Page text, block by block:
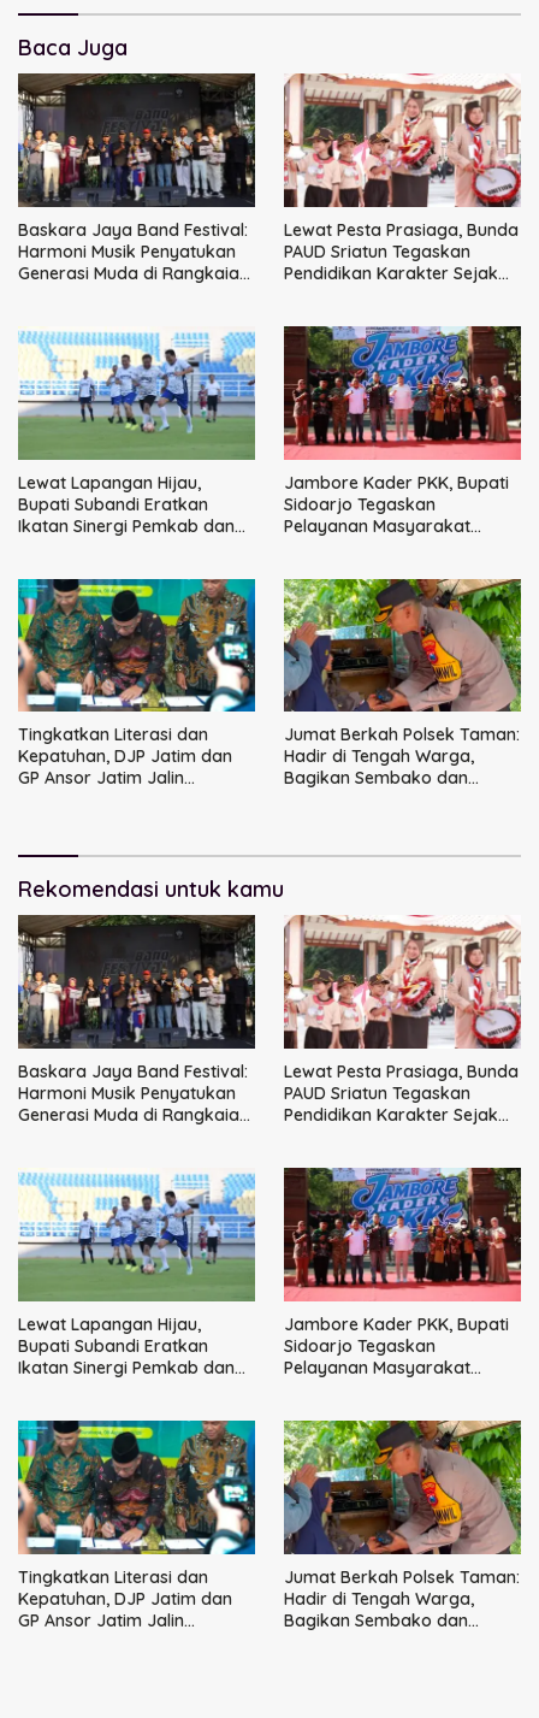
Baca Juga
Baskara Jaya Band Festival:
Harmoni Musik Penyatukan
Generasi Muda di Rangkaian
Lewat Pesta Prasiaga, Bunda
PAUD Sriatun Tegaskan
Pendidikan Karakter Sejak
Lewat Lapangan Hijau,
Bupati Subandi Eratkan
Ikatan Sinergi Pemkab dan
Jambore Kader PKK, Bupati
Sidoarjo Tegaskan
Pelayanan Masyarakat
Tingkatkan Literasi dan
Kepatuhan, DJP Jatim dan
GP Ansor Jatim Jalin
Jumat Berkah Polsek Taman:
Hadir di Tengah Warga,
Bagikan Sembako dan
Rekomendasi untuk kamu
Baskara Jaya Band Festival:
Harmoni Musik Penyatukan
Generasi Muda di Rangkaian
Lewat Pesta Prasiaga, Bunda
PAUD Sriatun Tegaskan
Pendidikan Karakter Sejak
Lewat Lapangan Hijau,
Bupati Subandi Eratkan
Ikatan Sinergi Pemkab dan
Jambore Kader PKK, Bupati
Sidoarjo Tegaskan
Pelayanan Masyarakat
Tingkatkan Literasi dan
Kepatuhan, DJP Jatim dan
GP Ansor Jatim Jalin
Jumat Berkah Polsek Taman:
Hadir di Tengah Warga,
Bagikan Sembako dan